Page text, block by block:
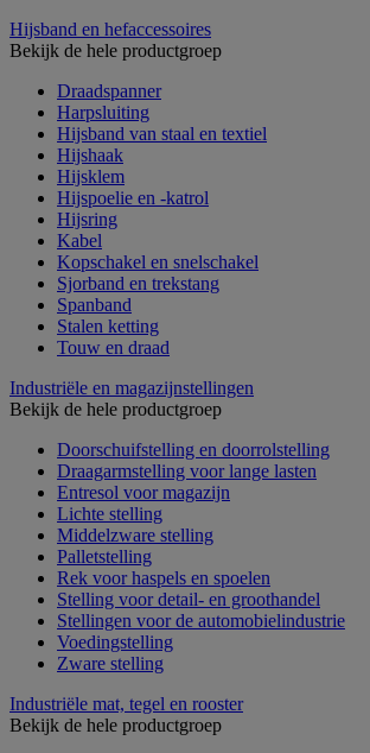
Hijsband en hefaccessoires
Bekijk de hele productgroep
Draadspanner
Harpsluiting
Hijsband van staal en textiel
Hijshaak
Hijsklem
Hijspoelie en -katrol
Hijsring
Kabel
Kopschakel en snelschakel
Sjorband en trekstang
Spanband
Stalen ketting
Touw en draad
Industriële en magazijnstellingen
Bekijk de hele productgroep
Doorschuifstelling en doorrolstelling
Draagarmstelling voor lange lasten
Entresol voor magazijn
Lichte stelling
Middelzware stelling
Palletstelling
Rek voor haspels en spoelen
Stelling voor detail- en groothandel
Stellingen voor de automobielindustrie
Voedingstelling
Zware stelling
Industriële mat, tegel en rooster
Bekijk de hele productgroep